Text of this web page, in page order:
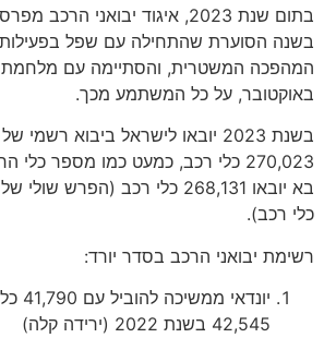
בתום שנת 2023, איגוד יבואני הרכב
בשנה הסוערת שהתחילה עם שפל בפעילות
המהפכה המשטרית, והסתיימה עם מלחמת
באוקטובר, על כל המשתמע מכך.
בשנת 2023 יובאו לישראל ביבוא רשמי של
כלי רכב).
רשימת יבואני הרכב בסדר יורד:
יונדאי ממשיכה
42,545 בשנת 2022 (ירידה קלה)